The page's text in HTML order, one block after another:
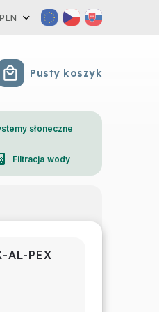
PLN
Koszyk
Pusty koszyk
słoneczne
Filtracja wody
AL-PEX